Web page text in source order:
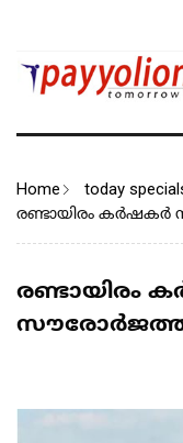
Home today
രണ്ടായിരം കർഷകർ
രണ്ടായിരം